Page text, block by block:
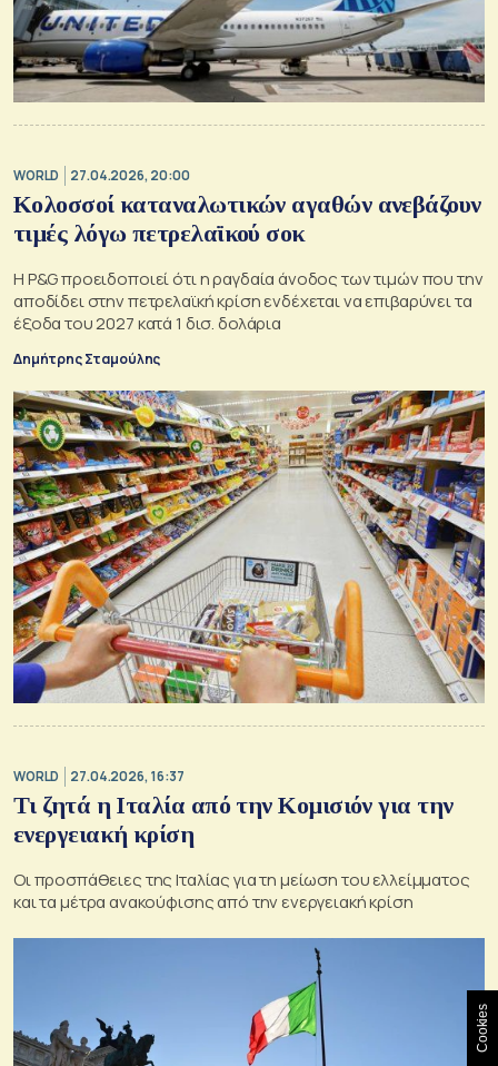
WORLD 27.04.2026, 20:00
Κολοσσοί καταναλωτικών αγαθών ανεβάζουν
τιμές λόγω πετρελαϊκού σοκ
Η P&G προειδοποιεί ότι η ραγδαία άνοδος των τιμών που την
αποδίδει στην πετρελαϊκή κρίση ενδέχεται να επιβαρύνει τα
έξοδα του 2027 κατά 1 δισ. δολάρια
Δημήτρης Σταμούλης
WORLD 27.04.2026, 16:37
Τι ζητά η Ιταλία από την Κομισιόν για την
ενεργειακή κρίση
Οι προσπάθειες της Ιταλίας για τη μείωση του ελλείμματος
και τα μέτρα ανακούφισης από την ενεργειακή κρίση
Cookies